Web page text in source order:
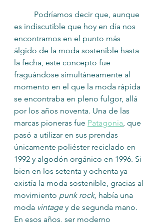
es indiscutible que hoy en día nos
encontramos en el punto más
álgido de la moda sostenible hasta
la fecha, este concepto fue
fraguándose simultáneamente al
momento en el que la moda rápida
se encontraba en pleno fulgor, allá
por los años noventa. Una de las
marcas pioneras fue Patagonia, que
pasó a utilizar en sus prendas
únicamente poliéster reciclado en
1992 y algodón orgánico en 1996. Si
bien en los setenta y ochenta ya
existía la moda sostenible, gracias al
movimiento punk rock, había una
moda vintage y de segunda mano.
En esos años, ser moderno